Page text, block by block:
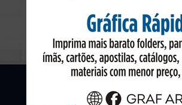
Facebook